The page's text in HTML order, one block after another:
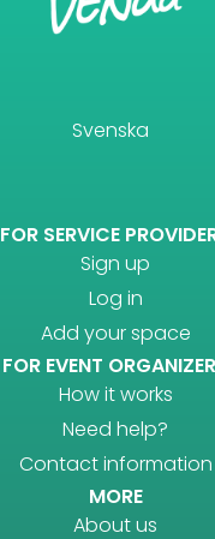
Svenska
FOR SERVICE
Sign up
Log in
Add your space
FOR EVENT
How it works
Need help?
Contact information
MORE
About us